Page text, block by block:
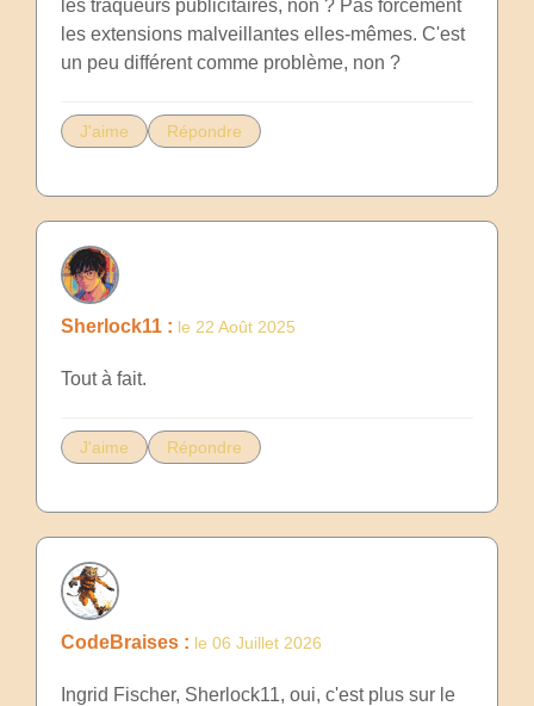
les traqueurs publicitaires, non ? Pas forcément
les extensions malveillantes elles-mêmes. C'est
un peu différent comme problème, non ?
J'aime Répondre
Sherlock11 : le 22 Août 2025
Tout à fait.
J'aime Répondre
CodeBraises : le 06 Juillet 2026
Ingrid Fischer, Sherlock11, oui, c'est plus sur le